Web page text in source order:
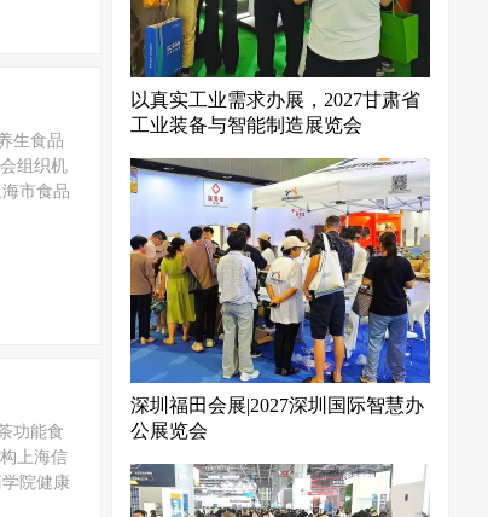
生食品
组织机
市食品
功能食
上海信
院健康
以真实工业需求办展，2027甘肃省
工业装备与智能制造展览会
深圳福田会展|2027深圳国际智慧办
公展览会